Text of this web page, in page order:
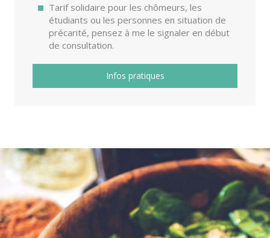
Tarif solidaire pour les chômeurs, les
étudiants ou les personnes en situation de
précarité, pensez à me le signaler en début
de consultation.
Infos pratiques